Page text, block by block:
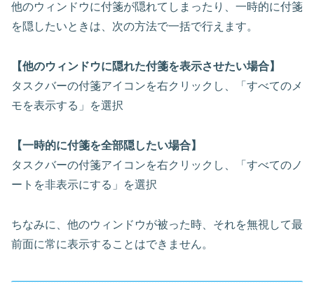
他のウィンドウに付箋が隠れてしまったり、一時的に付箋
を隠したいときは、次の方法で一括で行えます。
【他のウィンドウに隠れた付箋を表示させたい場合】
タスクバーの付箋アイコンを右クリックし、「すべてのメ
モを表示する」を選択
【一時的に付箋を全部隠したい場合】
タスクバーの付箋アイコンを右クリックし、「すべてのノ
ートを非表示にする」を選択
ちなみに、他のウィンドウが被った時、それを無視して最
前面に常に表示することはできません。